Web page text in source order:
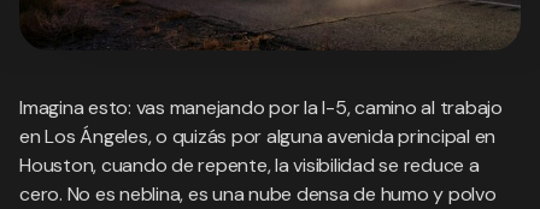
Imagina esto: vas manejando por la I-5, camino al trabajo
en Los Ángeles, o quizás por alguna avenida principal en
Houston, cuando de repente, la visibilidad se reduce a
cero. No es neblina, es una nube densa de humo y polvo